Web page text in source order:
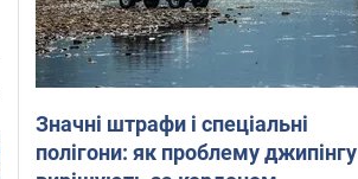
Значні штрафи і спеціальні
полігони: як проблему джипінгу